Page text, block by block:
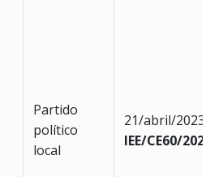
Partido
político
local
21/abril/2023
IEE/CE60/2023